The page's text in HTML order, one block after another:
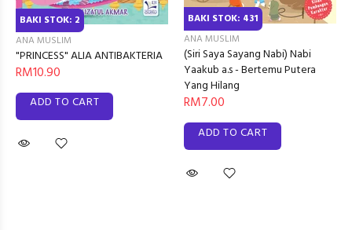
BAKI STOK: 2
ANA MUSLIM
"PRINCESS" ALIA ANTIBAKTERIA
RM10.90
ADD TO CART
BAKI STOK: 431
ANA MUSLIM
(Siri Saya Sayang Nabi) Nabi
Yaakub a.s - Bertemu Putera
Yang Hilang
RM7.00
ADD TO CART